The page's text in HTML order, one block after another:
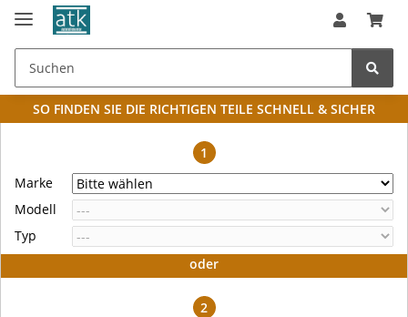
SO FINDEN SIE DIE RICHTIGEN TEILE SCHNELL & SICHER
1
Marke
Modell
Typ
oder
2